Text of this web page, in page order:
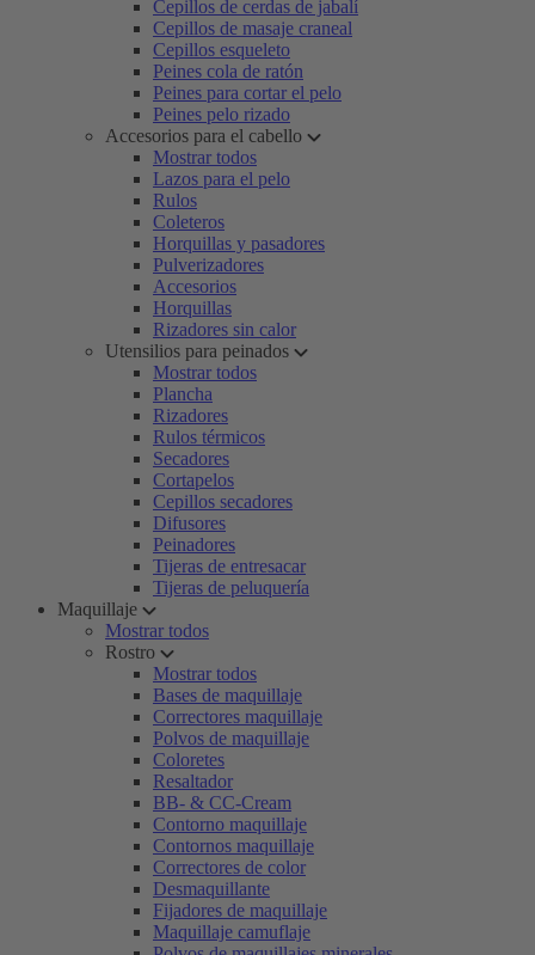
Cepillos de cerdas de jabalí
Cepillos de masaje craneal
Cepillos esqueleto
Peines cola de ratón
Peines para cortar el pelo
Peines pelo rizado
Accesorios para el cabello
Mostrar todos
Lazos para el pelo
Rulos
Coleteros
Horquillas y pasadores
Pulverizadores
Accesorios
Horquillas
Rizadores sin calor
Utensilios para peinados
Mostrar todos
Plancha
Rizadores
Rulos térmicos
Secadores
Cortapelos
Cepillos secadores
Difusores
Peinadores
Tijeras de entresacar
Tijeras de peluquería
Maquillaje
Mostrar todos
Rostro
Mostrar todos
Bases de maquillaje
Correctores maquillaje
Polvos de maquillaje
Coloretes
Resaltador
BB- & CC-Cream
Contorno maquillaje
Contornos maquillaje
Correctores de color
Desmaquillante
Fijadores de maquillaje
Maquillaje camuflaje